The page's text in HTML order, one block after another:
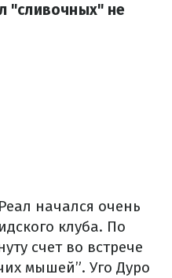
"сливочных" не
начался очень
клуба. По
счет во встрече
мышей”. Уго Дуро